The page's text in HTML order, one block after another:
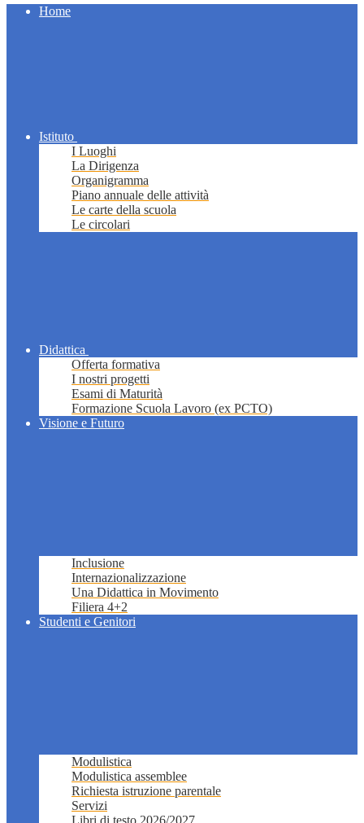
Home
Istituto
I Luoghi
La Dirigenza
Organigramma
Piano annuale delle attività
Le carte della scuola
Le circolari
Didattica
Offerta formativa
I nostri progetti
Esami di Maturità
Formazione Scuola Lavoro (ex PCTO)
Visione e Futuro
Inclusione
Internazionalizzazione
Una Didattica in Movimento
Filiera 4+2
Studenti e Genitori
Modulistica
Modulistica assemblee
Richiesta istruzione parentale
Servizi